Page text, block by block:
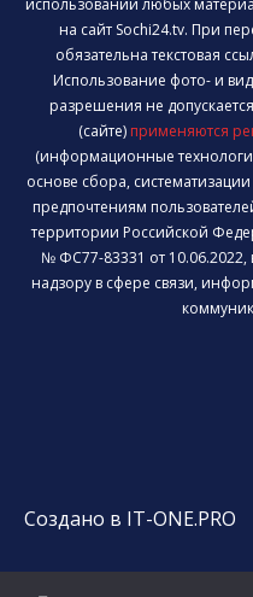
использовании любых
на сайт Sochi24.tv. При
обязательна текстовая
Использование фото- и
разрешения не
(сайте) применяются
(информационные
основе сбора,
предпочтениям
территории Российской
№ ФС77-83331 от
надзору в сфере связи,
Создано в IT-ONE.PRO